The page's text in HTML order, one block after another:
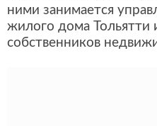
ними занимается
жилого дома Тольятти
собственников